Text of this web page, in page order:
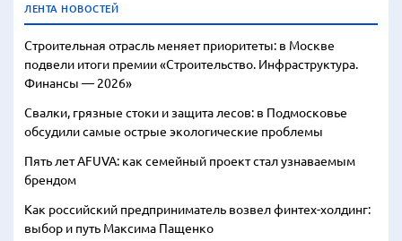
ЛЕНТА НОВОСТЕЙ
Строительная отрасль меняет приоритеты: в Москве
подвели итоги премии «Строительство. Инфраструктура.
Финансы — 2026»
Свалки, грязные стоки и защита лесов: в Подмосковье
обсудили самые острые экологические проблемы
Пять лет AFUVA: как семейный проект стал узнаваемым
брендом
Как российский предприниматель возвел финтех-холдинг:
выбор и путь Максима Пащенко